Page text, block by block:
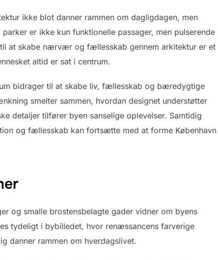
ikke blot danner rammen om dagligdagen, men
er ikke kun funktionelle passager, men pulserende
at skabe nærvær og fællesskab gennem arkitektur er et
altid er sat i centrum.
bidrager til at skabe liv, fællesskab og bæredygtige
smelter sammen, hvordan designet understøtter
detaljer tilfører byen sanselige oplevelser. Samtidig
og fællesskab kan fortsætte med at forme København
og smalle brostensbelagte gader vidner om byens
tydeligt i bybilledet, hvor renæssancens farverige
danner rammen om hverdagslivet.